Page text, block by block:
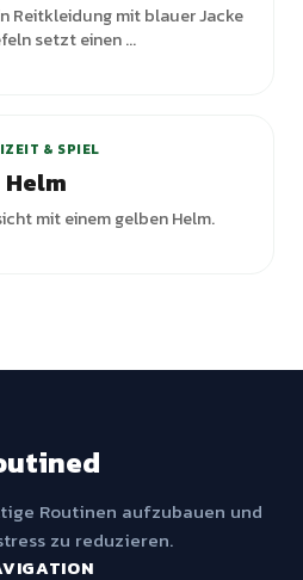
Reitkleidung mit blauer Jacke
setzt einen ...
& SPIEL
Helm
mit einem gelben Helm.
Routinen aufzubauen und
zu reduzieren.